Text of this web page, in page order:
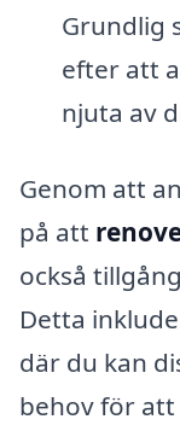
Grundlig
efter att
njuta av
Genom att
på att
också
Detta
där du kan
behov för att